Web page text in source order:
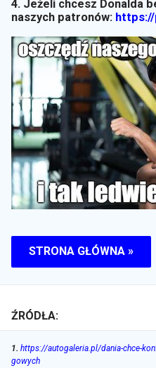
4. Jeżeli chcesz Donalda
naszych patronów:
STRONA GŁÓWNA »
ŹRÓDŁA:
1. https://autogaleria.pl/dania-chce-
gowych